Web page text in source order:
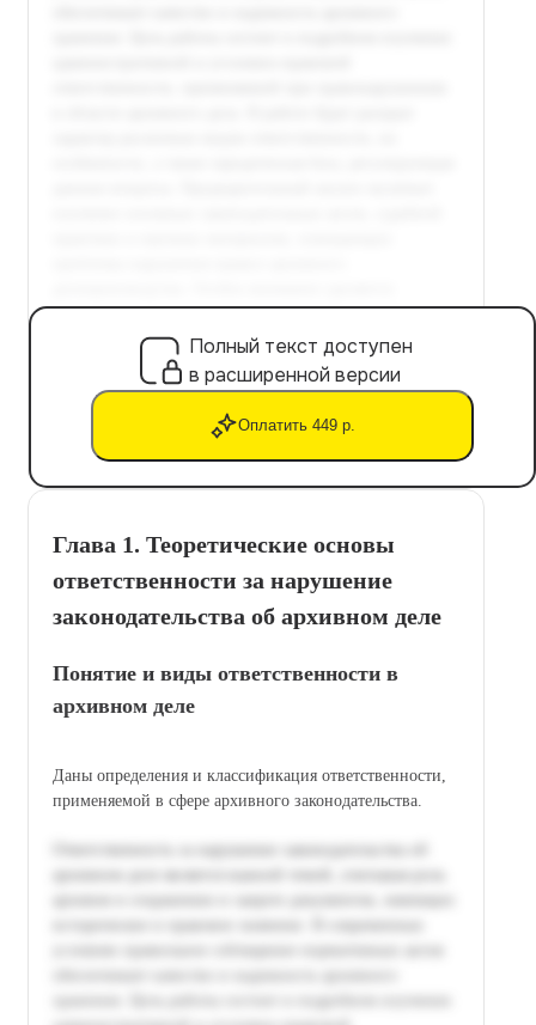
Полный текст доступен
в расширенной версии
Оплатить 449 р.
Глава 1. Теоретические основы
ответственности за нарушение
законодательства об архивном деле
Понятие и виды ответственности в
архивном деле
Даны определения и классификация ответственности,
применяемой в сфере архивного законодательства.